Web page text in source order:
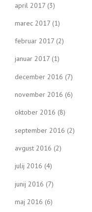
april 2017 (3)
marec 2017 (1)
februar 2017 (2)
januar 2017 (1)
december 2016 (7)
november 2016 (6)
oktober 2016 (8)
september 2016 (2)
avgust 2016 (2)
julij 2016 (4)
junij 2016 (7)
maj 2016 (6)